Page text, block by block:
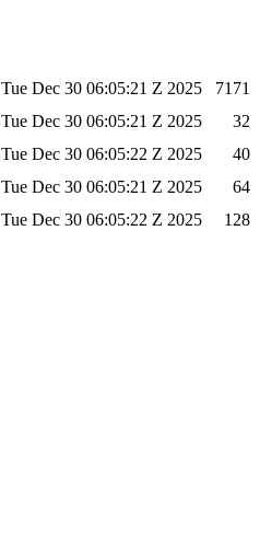
Tue Dec 30 06:05:21 Z 2025
7171
Tue Dec 30 06:05:21 Z 2025
32
Tue Dec 30 06:05:22 Z 2025
40
Tue Dec 30 06:05:21 Z 2025
64
Tue Dec 30 06:05:22 Z 2025 128